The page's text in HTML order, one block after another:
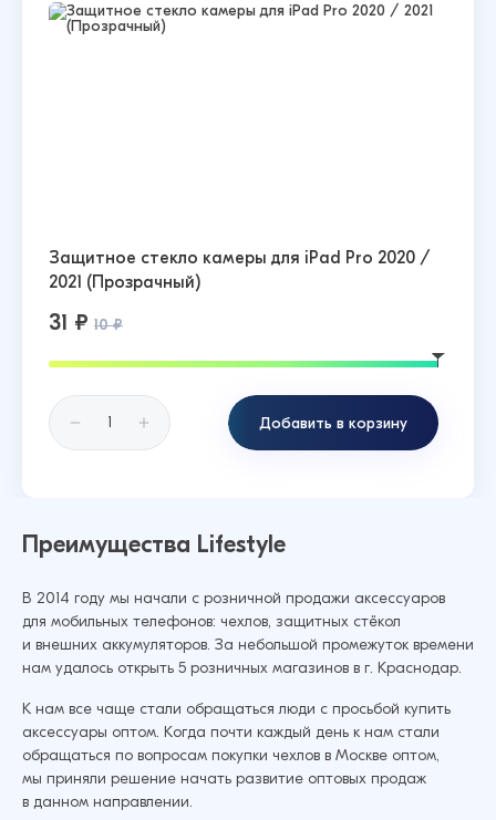
Защитное стекло камеры для iPad Pro 2020 /
2021 (Прозрачный)
31 ₽ 10 ₽
Добавить в корзину
Преимущества Lifestyle
В 2014 году мы начали с розничной продажи аксессуаров
для мобильных телефонов: чехлов, защитных стёкол
и внешних аккумуляторов. За небольшой промежуток времени
нам удалось открыть 5 розничных магазинов в г. Краснодар.
К нам все чаще стали обращаться люди с просьбой купить
аксессуары оптом. Когда почти каждый день к нам стали
обращаться по вопросам покупки чехлов в Москве оптом,
мы приняли решение начать развитие оптовых продаж
в данном направлении.